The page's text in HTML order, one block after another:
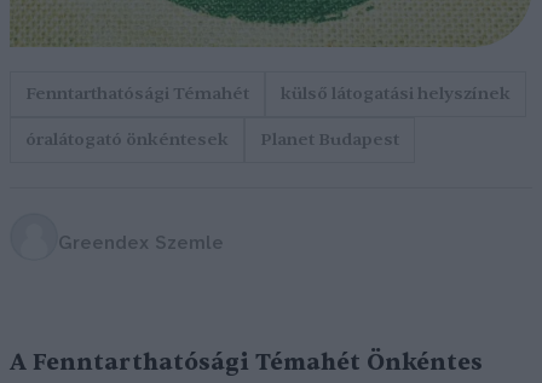
Fenntarthatósági Témahét
külső látogatási helyszínek
óralátogató önkéntesek
Planet Budapest
Greendex Szemle
A Fenntarthatósági Témahét Önkéntes